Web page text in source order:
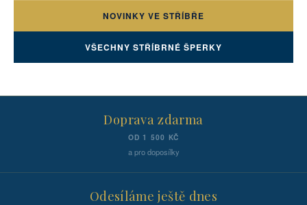
NOVINKY VE STŘÍBŘE
VŠECHNY STŘÍBRNÉ ŠPERKY
Doprava zdarma
OD 1 500 KČ
a pro doposílky
Odesíláme ještě dnes